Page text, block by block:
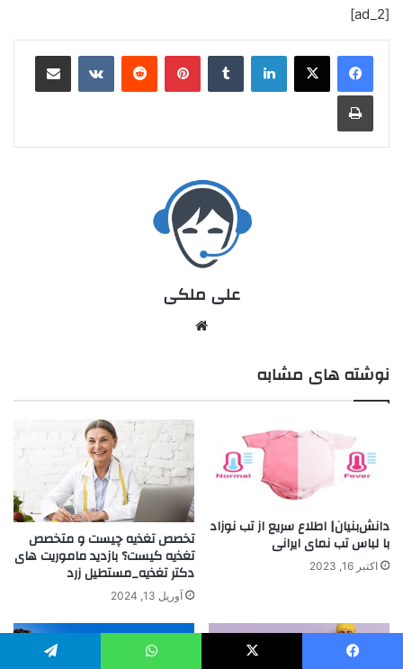
[ad_2]
علی ملکی
نوشته های مشابه
دانش‌بنیان| اطلاع سریع از تب نوزاد
با لباس تب نمای ایرانی
اکتبر 16, 2023
تخصص تغذیه چیست و متخصص
تغذیه کیست؟ بازدید ماموریت های
دکتر تغذیه_مستطیل زرد
آوریل 13, 2024